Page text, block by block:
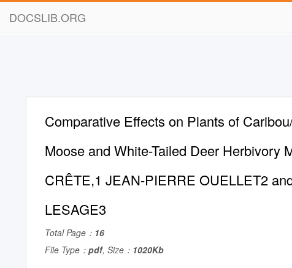
DOCSLIB.ORG
Comparative Effects on Plants of
Moose and White-Tailed Deer Herbivory
CRÊTE,1 JEAN-PIERRE OUELLET2
LESAGE3
Total Page： 16
File Type： pdf, Size： 1020Kb